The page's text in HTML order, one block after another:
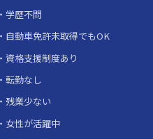
学歴不問
自動車免許未取得でもOK
資格支援制度あり
転勤なし
残業少ない
女性が活躍中